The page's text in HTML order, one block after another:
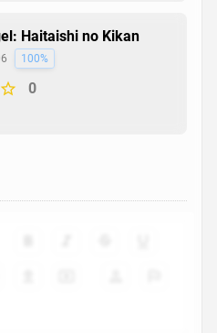
Haitaishi no Kikan
100%
0